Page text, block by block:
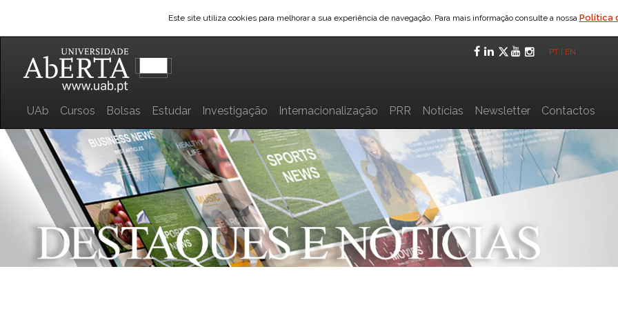
Este site utiliza cookies para melhorar a sua experiência de navegação. Para mais informação consulte a nossa Política
Facebook
LinkedIn
Twitter
YouTube
PT EN
UAb Cursos Bolsas Estudar Investigação Internacionalização PRR Notícias Newsletter Contactos